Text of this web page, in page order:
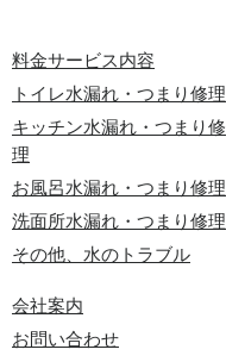
料金サービス内容
トイレ水漏れ・つまり修理
キッチン水漏れ・つまり修
理
お風呂水漏れ・つまり修理
洗面所水漏れ・つまり修理
その他、水のトラブル
会社案内
お問い合わせ